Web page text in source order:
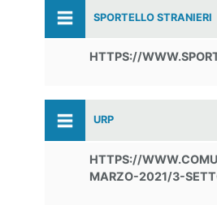
SPORTELLO STRANIERI
HTTPS://
URP
HTTPS://
MARZO-2021/3-